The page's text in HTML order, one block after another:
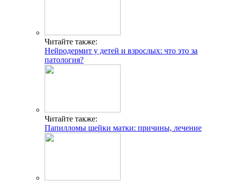
Читайте также:
Нейродермит у детей и взрослых: что это за
патология?
Читайте также:
Папилломы шейки матки: причины, лечение